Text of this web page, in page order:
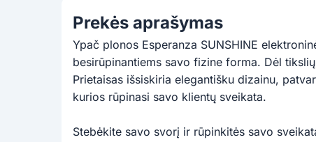
Prekės aprašymas
Ypač plonos Esperanza SUNSHINE
besirūpinantiems savo fizine forma. Dėl
Prietaisas išsiskiria elegantišku dizainu,
kurios rūpinasi savo klientų sveikata.
Stebėkite savo svorį ir rūpinkitės savo